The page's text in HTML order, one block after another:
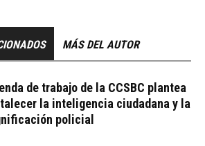
MÁS DEL AUTOR
de trabajo de la CCSBC plantea
la inteligencia ciudadana y la
policial